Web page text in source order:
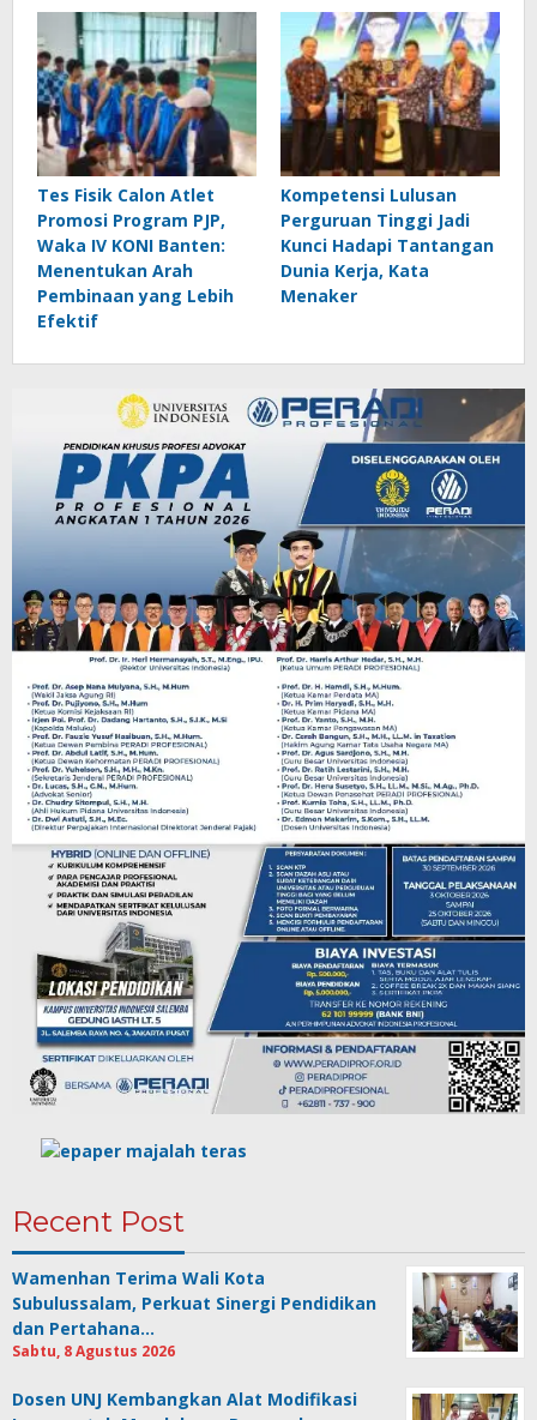
Tes Fisik Calon Atlet
Promosi Program PJP,
Waka IV KONI Banten:
Menentukan Arah
Pembinaan yang Lebih
Efektif
Kompetensi Lulusan
Perguruan Tinggi Jadi
Kunci Hadapi Tantangan
Dunia Kerja, Kata
Menaker
Recent Post
Wamenhan Terima Wali Kota
Subulussalam, Perkuat Sinergi Pendidikan
dan Pertahana…
Sabtu, 8 Agustus 2026
Dosen UNJ Kembangkan Alat Modifikasi